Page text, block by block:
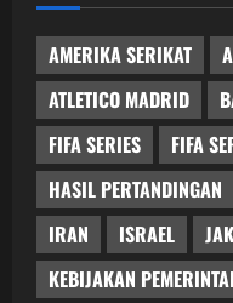
AMERIKA SERIKAT
ATLETICO MADRID
FIFA SERIES
FIFA
HASIL PERTANDINGAN
IRAN
ISRAEL
KEBIJAKAN